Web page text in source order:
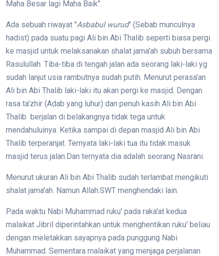
Maha Besar lagi Maha Baik".
Ada sebuah riwayat "Asbabul wurud" (Sebab munculnya
hadist) pada suatu pagi Ali bin Abi Thalib seperti biasa pergi
ke masjid untuk melaksanakan shalat jama'ah subuh bersama
Rasulullah. Tiba-tiba di tengah jalan ada seorang laki-laki yg
sudah lanjut usia rambutnya sudah putih. Menurut perasa'an
Ali bin Abi Thalib laki-laki itu akan pergi ke masjid. Dengan
rasa ta'zhir (Adab yang luhur) dan penuh kasih Ali bin Abi
Thalib berjalan di belakangnya tidak tega untuk
mendahuluinya. Ketika sampai di depan masjid Ali bin Abi
Thalib terperanjat. Ternyata laki-laki tua itu tidak masuk
masjid terus jalan.Dan ternyata dia adalah seorang Nasrani.
Menurut ukuran Ali bin Abi Thalib sudah terlambat mengikuti
shalat jama'ah. Namun Allah.SWT menghendaki lain.
Pada waktu Nabi Muhammad ruku' pada raka'at kedua
malaikat Jibril diperintahkan untuk menghentikan ruku' beliau
dengan meletakkan sayapnya pada punggung Nabi
Muhammad. Sementara malaikat yang menjaga perjalanan